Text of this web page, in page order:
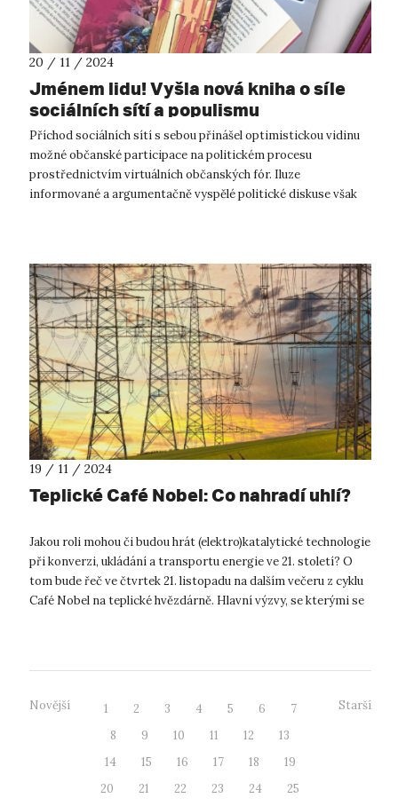
20 / 11 / 2024
Jménem lidu! Vyšla nová kniha o síle
sociálních sítí a populismu
Příchod sociálních sítí s sebou přinášel optimistickou vidinu
možné občanské participace na politickém procesu
prostřednictvím virtuálních občanských fór. Iluze
informované a argumentačně vyspělé politické diskuse však
19 / 11 / 2024
Teplické Café Nobel: Co nahradí uhlí?
Jakou roli mohou či budou hrát (elektro)katalytické technologie
při konverzi, ukládání a transportu energie ve 21. století? O
tom bude řeč ve čtvrtek 21. listopadu na dalším večeru z cyklu
Café Nobel na teplické hvězdárně. Hlavní výzvy, se kterými se
Novější 1 2 3 4 5 6
7
8
9 10 11 12
13
14
15 16 17 18
19
20
21 22 23 24 25
Starší